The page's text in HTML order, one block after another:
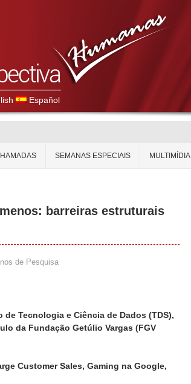
Español
SEMANAS ESPECIAIS MULTIMÍDIA
barreiras estruturais
de Pesquisa
Tecnologia e Ciência de Dados (TDS),
da Fundação Getúlio Vargas (FGV
Customer Sales, Gaming na Google,